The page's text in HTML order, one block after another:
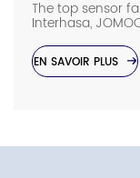
The top sensor
Interhasa,
capabilities,
project
hotels,
EN SAVOIR PLUS